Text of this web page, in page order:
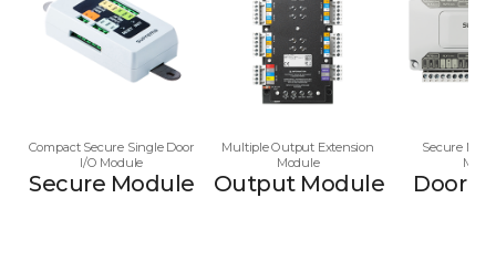
Compact Secure Single Door
I/O Module
Secure Module
Multiple Output Extension
Module
Output Module
Secure
Door